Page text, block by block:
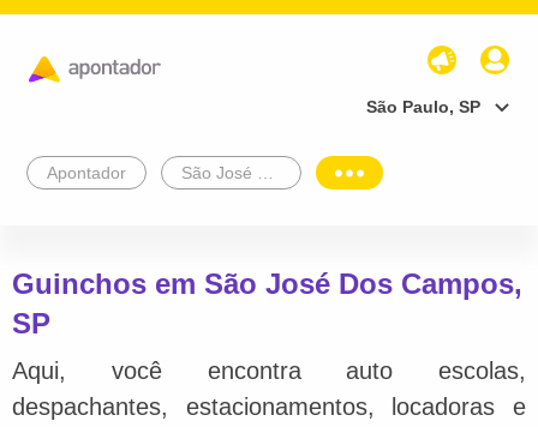
São Paulo, SP
Apontador
Guinchos em São José Dos Campos,
SP
Aqui, você encontra auto escolas,
despachantes, estacionamentos, locadoras e